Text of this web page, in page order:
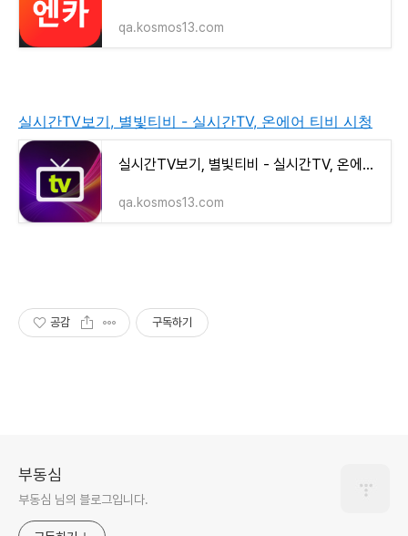
qa.kosmos13.com
실시간TV보기, 별빛티비 - 실시간TV, 온에어 티비 시청
실시간TV보기, 별빛티비 - 실시간TV, 온에어 티비 시청
qa.kosmos13.com
공감 구독하기
부동심
부동심 님의 블로그입니다.